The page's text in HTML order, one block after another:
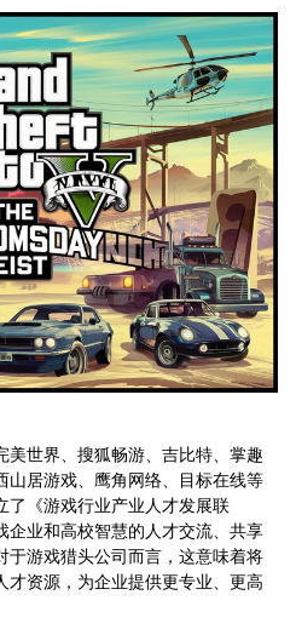
美世界、搜狐畅游、吉比特、掌趣
山居游戏、鹰角网络、目标在线等
《游戏行业产业人才发展联
企业和高校智慧的人才交流、共享
于游戏猎头公司而言，这意味着将
资源，为企业提供更专业、更高